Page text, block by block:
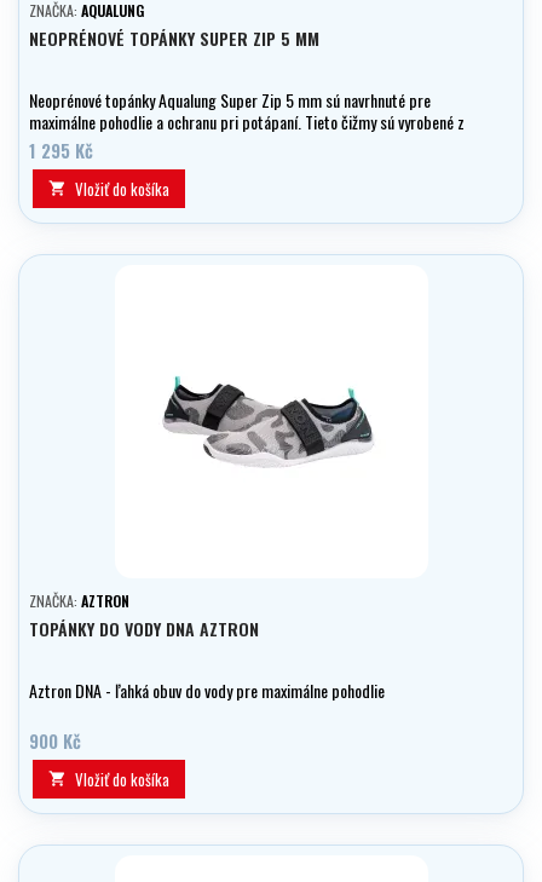
ZNAČKA: AQUALUNG
NEOPRÉNOVÉ TOPÁNKY SUPER ZIP 5 MM
Neoprénové topánky Aqualung Super Zip 5 mm sú navrhnuté pre
maximálne pohodlie a ochranu pri potápaní. Tieto čižmy sú vyrobené z
5 mm hrubého neoprénu, ktorý poskytuje vynikajúcu tepelnú izoláciu a
zároveň zaručuje pohodlné nosenie.
1 295 Kč
 Vložiť do košíka
ZNAČKA: AZTRON
TOPÁNKY DO VODY DNA AZTRON
Aztron DNA - ľahká obuv do vody pre maximálne pohodlie
900 Kč
 Vložiť do košíka